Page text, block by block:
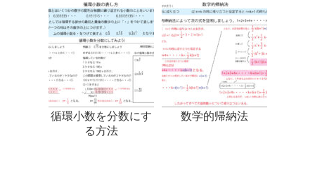
循環小数を分数にす
る方法
数学的帰納法